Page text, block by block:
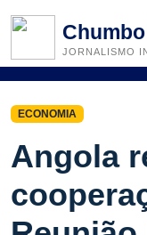
Chumbo
JORNALISMO
ECONOMIA
Angola